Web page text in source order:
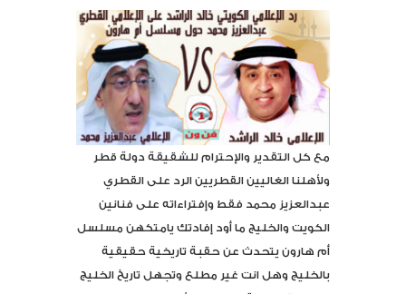
مع كل التقدير والإحترام للشقيقة دولة قطر
ولأهلنا الغاليين القطريين الرد على القطري
عبدالعزيز محمد فقط وإفتراءاته على فنانين
الكويت والخليج ما أود إفادتك يامتكهن مسلسل
أم هارون يتحدث عن حقبة تاريخية حقيقية
بالخليج وهل انت غير مطلع وتجهل تاريخ الخليج